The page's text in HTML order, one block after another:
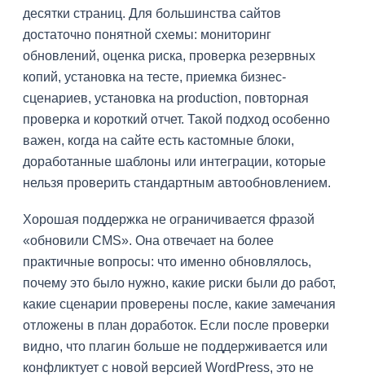
десятки страниц. Для большинства сайтов
достаточно понятной схемы: мониторинг
обновлений, оценка риска, проверка резервных
копий, установка на тесте, приемка бизнес-
сценариев, установка на production, повторная
проверка и короткий отчет. Такой подход особенно
важен, когда на сайте есть кастомные блоки,
доработанные шаблоны или интеграции, которые
нельзя проверить стандартным автообновлением.
Хорошая поддержка не ограничивается фразой
«обновили CMS». Она отвечает на более
практичные вопросы: что именно обновлялось,
почему это было нужно, какие риски были до работ,
какие сценарии проверены после, какие замечания
отложены в план доработок. Если после проверки
видно, что плагин больше не поддерживается или
конфликтует с новой версией WordPress, это не